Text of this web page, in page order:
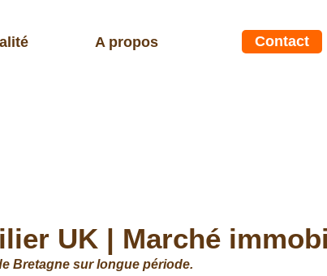
A propos Contact
UK | Marché
Bretagne sur longue période.